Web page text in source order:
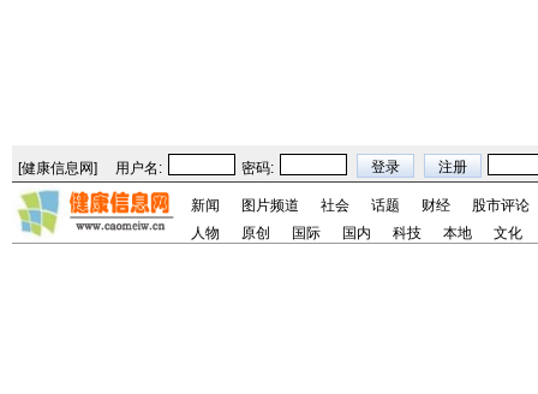
[健康信息网] 用户名: 密码:
新闻 图片频道 社会 话题 财经
股市评论
人物
原创 国际 国内 科技 本地 文化